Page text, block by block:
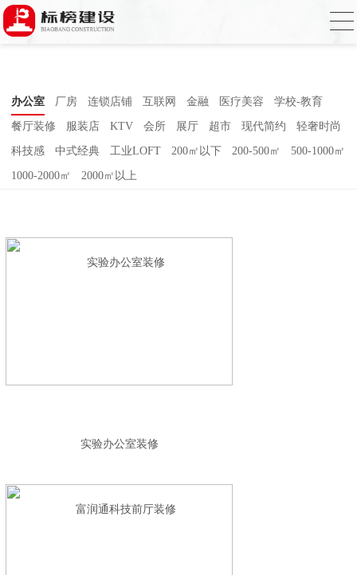
香蕉视频在线免费,香蕉视频导航,黄色香蕉
视频下载,91香蕉APP成人污在线观看
办公室 厂房 连锁店铺 互联网 金融 医疗美容 学校-教育
餐厅装修 服装店 KTV 会所 展厅 超市 现代简约 轻奢时尚
科技感 中式经典 工业LOFT 200㎡以下 200-500㎡ 500-1000㎡
1000-2000㎡ 2000㎡以上
实验办公室装修